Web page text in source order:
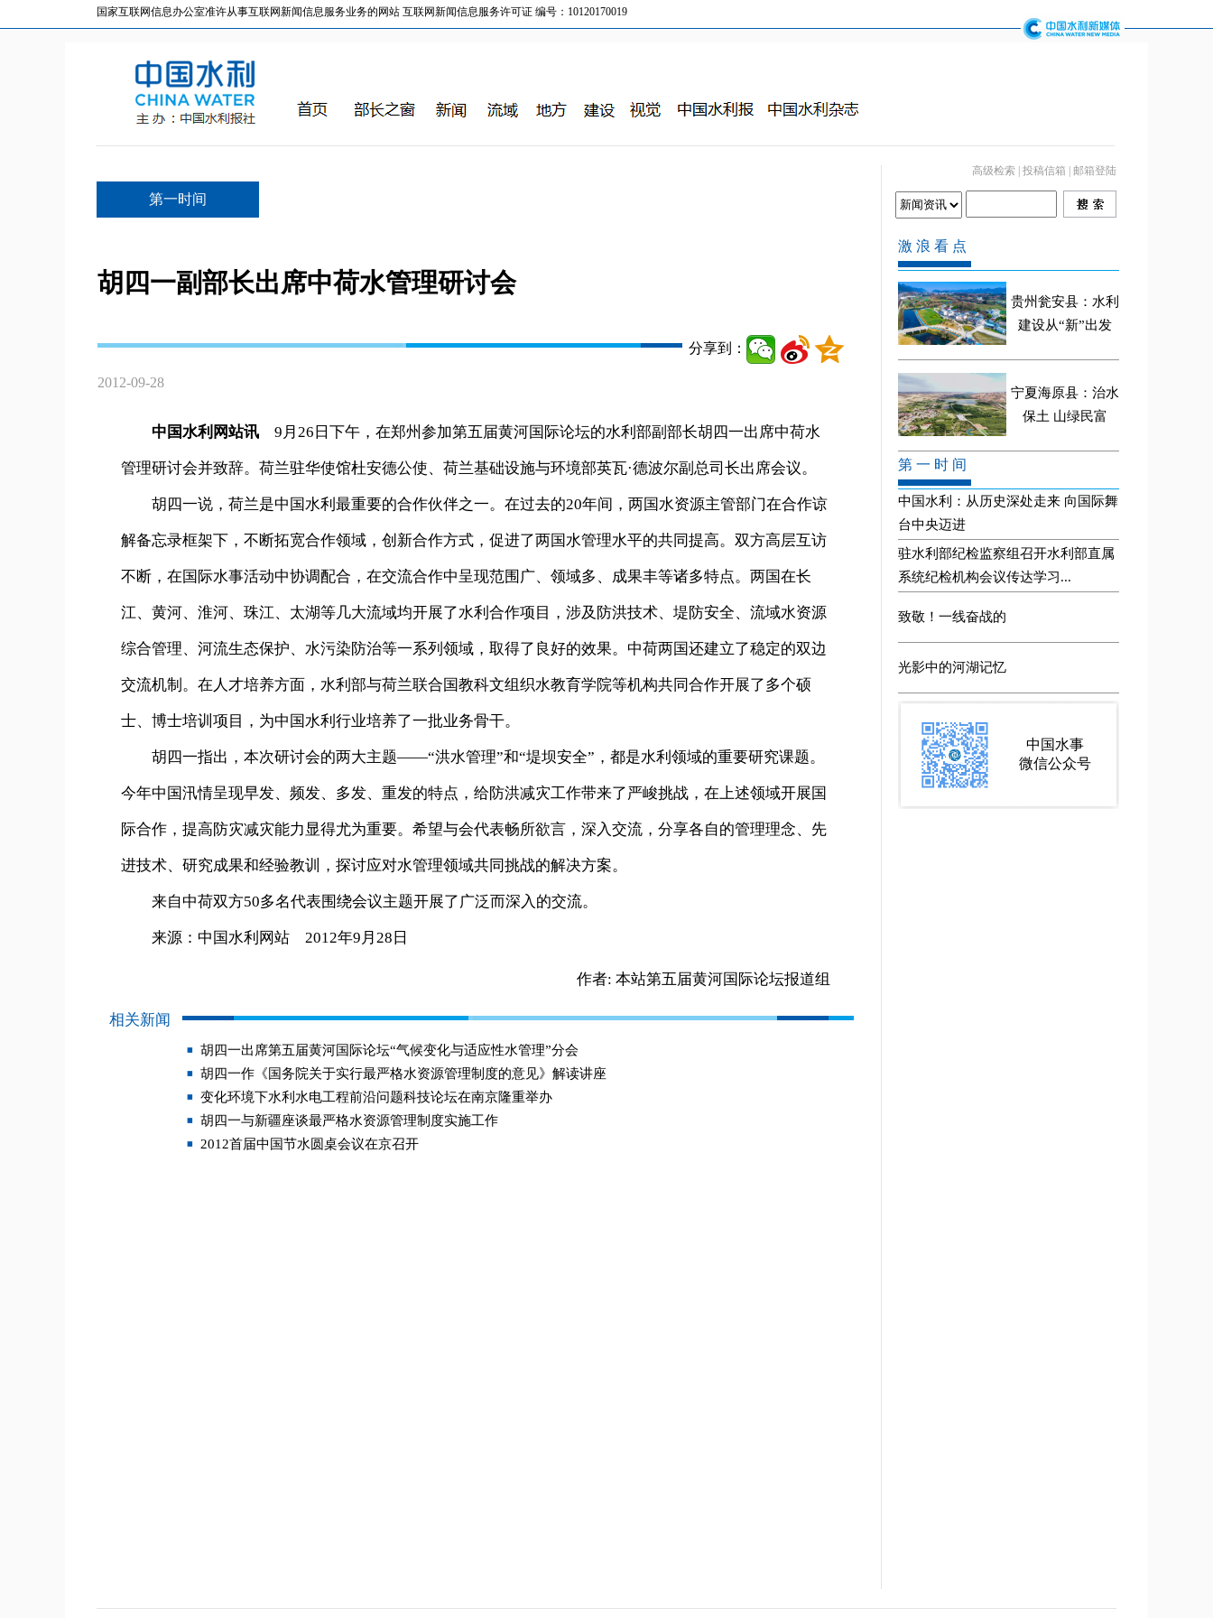
国家互联网信息办公室准许从事互联网新闻信息服务业务的网站 互联网新闻信息服务许可证 编号：10120170019
第一时间
高级检索 投稿信箱 邮箱登陆
胡四一副部长出席中荷水管理研讨会
分享到：
2012-09-28
中国水利网站讯 9月26日下午，在郑州参加第五届黄河国际论坛的水利部副部长胡四一出席中荷水
管理研讨会并致辞。荷兰驻华使馆杜安德公使、荷兰基础设施与环境部英瓦·德波尔副总司长出席会议。
胡四一说，荷兰是中国水利最重要的合作伙伴之一。在过去的20年间，两国水资源主管部门在合作谅
解备忘录框架下，不断拓宽合作领域，创新合作方式，促进了两国水管理水平的共同提高。双方高层互访
不断，在国际水事活动中协调配合，在交流合作中呈现范围广、领域多、成果丰等诸多特点。两国在长
江、黄河、淮河、珠江、太湖等几大流域均开展了水利合作项目，涉及防洪技术、堤防安全、流域水资源
综合管理、河流生态保护、水污染防治等一系列领域，取得了良好的效果。中荷两国还建立了稳定的双边
交流机制。在人才培养方面，水利部与荷兰联合国教科文组织水教育学院等机构共同合作开展了多个硕
士、博士培训项目，为中国水利行业培养了一批业务骨干。
胡四一指出，本次研讨会的两大主题——“洪水管理”和“堤坝安全”，都是水利领域的重要研究课题。
今年中国汛情呈现早发、频发、多发、重发的特点，给防洪减灾工作带来了严峻挑战，在上述领域开展国
际合作，提高防灾减灾能力显得尤为重要。希望与会代表畅所欲言，深入交流，分享各自的管理理念、先
进技术、研究成果和经验教训，探讨应对水管理领域共同挑战的解决方案。
来自中荷双方50多名代表围绕会议主题开展了广泛而深入的交流。
来源：中国水利网站 2012年9月28日
作者: 本站第五届黄河国际论坛报道组
相关新闻
胡四一出席第五届黄河国际论坛“气候变化与适应性水管理”分会
胡四一作《国务院关于实行最严格水资源管理制度的意见》解读讲座
变化环境下水利水电工程前沿问题科技论坛在南京隆重举办
胡四一与新疆座谈最严格水资源管理制度实施工作
2012首届中国节水圆桌会议在京召开